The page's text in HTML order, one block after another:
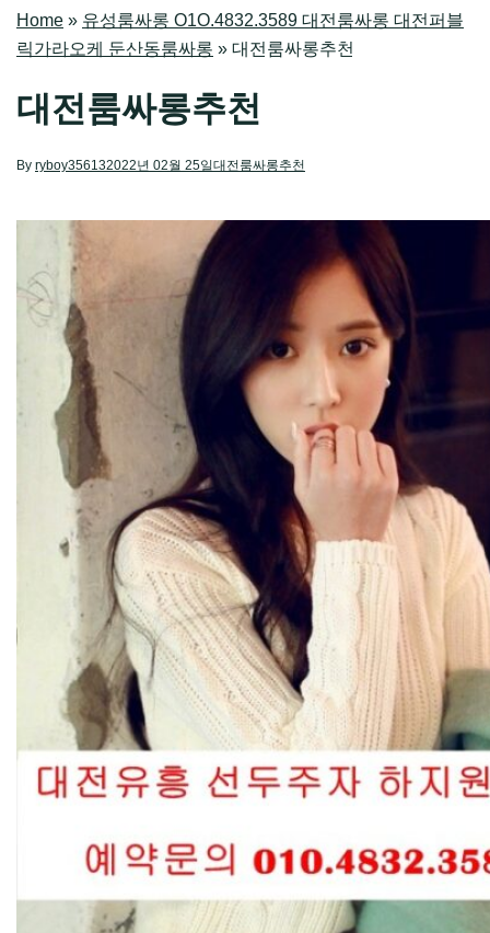
Home » 유성룸싸롱 O1O.4832.3589 대전룸싸롱 대전퍼블
릭가라오케 둔산동룸싸롱 » 대전룸싸롱추천
대전룸싸롱추천
By ryboy356132022년 02월 25일대전룸싸롱추천